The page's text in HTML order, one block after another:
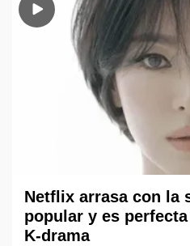
Netflix arrasa con la
popular y es
K-drama